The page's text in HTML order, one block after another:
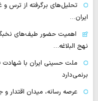
تحلیل‌های برگرفته از
ایران…
اهمیت حضور طیف‌های
نهج البلاغه…
ملت حسینی ایران با
برنمی‌دارد
عرصه رسانه، میدان اقتدار